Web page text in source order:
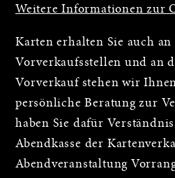
Weitere Informationen zur
Karten erhalten Sie auch an
Vorverkaufsstellen und an
Vorverkauf stehen wir
persönliche Beratung zur
haben Sie dafür
Abendkasse der
Abendveranstaltung